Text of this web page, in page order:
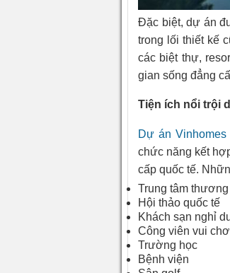
Đặc biệt, dự án
trong lối thiết kế
các biệt thự,
gian sống đẳng
Tiện ích nổi trội
Dự án
chức năng kết
cấp quốc tế.
Trung tâm thương
Hội thảo quốc tế
Khách sạn nghỉ
Công viên vui
Trường học
Bệnh viện